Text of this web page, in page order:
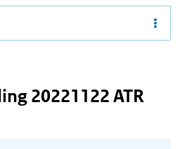
20221122 ATR